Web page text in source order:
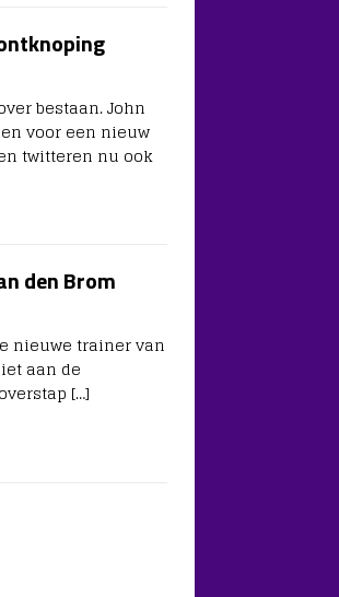
bestaan. John
voor een nieuw
twitteren nu ook
den Brom
nieuwe trainer van
aan de
[…]